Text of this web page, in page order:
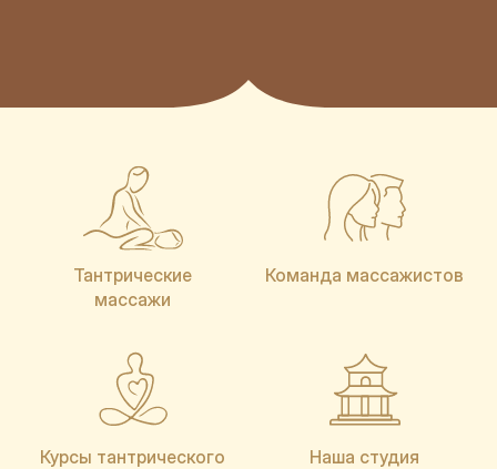
Тантрические
массажи
Команда массажистов
Курсы тантрического
Наша студия